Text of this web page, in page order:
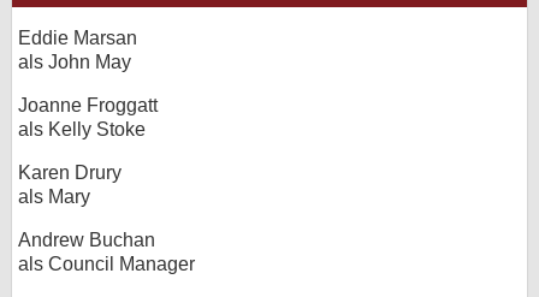
Eddie Marsan
als John May
Joanne Froggatt
als Kelly Stoke
Karen Drury
als Mary
Andrew Buchan
als Council Manager